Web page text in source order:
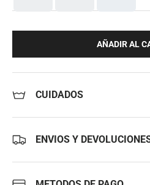
AÑADIR AL
CUIDADOS
ENVIOS Y